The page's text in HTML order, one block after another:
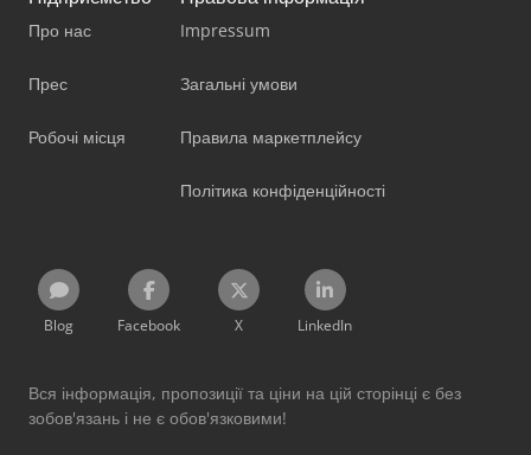
Про нас
Прес
Робочі місця
Impressum
Загальні умови
Правила маркетплейсу
Політика конфіденційності
Blog Facebook X LinkedIn
Вся інформація, пропозиції та ціни на цій сторінці є без
зобов'язань і не є обов'язковими!